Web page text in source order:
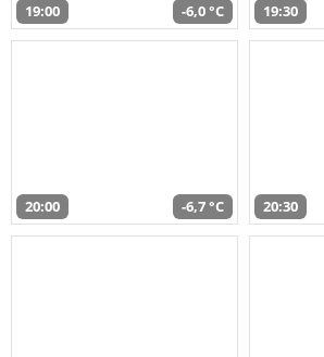
19:00 -6,0 °C 19:30
20:00 -6,7 °C 20:30